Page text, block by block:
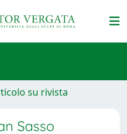
su rivista
Sasso